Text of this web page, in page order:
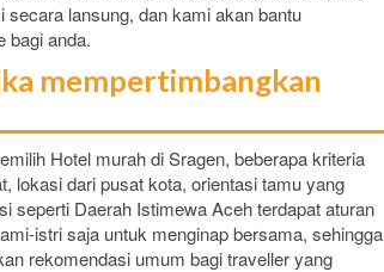
lansung, dan kami akan bantu
bagi anda.
mempertimbangkan
Hotel murah di Sragen, beberapa kriteria
lokasi dari pusat kota, orientasi tamu yang
seperti Daerah Istimewa Aceh terdapat aturan
istri saja untuk menginap bersama, sehingga
rekomendasi umum bagi traveller yang